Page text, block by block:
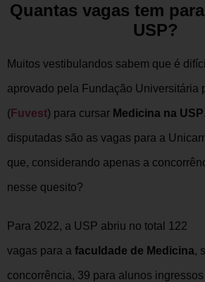
Quantas vagas tem
USP?
Muitos vestibulandos sabem que é
aprovado pela Fundação Universitária
(Fuvest) para cursar Medicina na USP
disputadas são as vagas para a
que, considerando apenas a
nesse quesito?
Para 2022, a USP abriu no total 122
vagas para a faculdade de Medicina,
concorrência, 39 para alunos